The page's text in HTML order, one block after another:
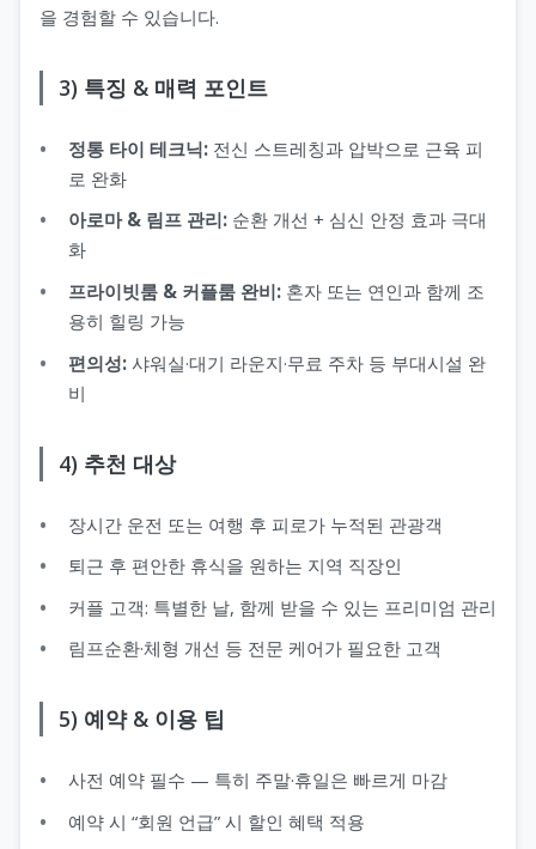
을 경험할 수 있습니다.
3) 특징 & 매력 포인트
정통 타이 테크닉: 전신 스트레칭과 압박으로 근육 피
로 완화
아로마 & 림프 관리: 순환 개선 + 심신 안정 효과 극대
화
프라이빗룸 & 커플룸 완비: 혼자 또는 연인과 함께 조
용히 힐링 가능
편의성: 샤워실·대기 라운지·무료 주차 등 부대시설 완
비
4) 추천 대상
장시간 운전 또는 여행 후 피로가 누적된 관광객
퇴근 후 편안한 휴식을 원하는 지역 직장인
커플 고객: 특별한 날, 함께 받을 수 있는 프리미엄 관리
림프순환·체형 개선 등 전문 케어가 필요한 고객
5) 예약 & 이용 팁
사전 예약 필수 — 특히 주말·휴일은 빠르게 마감
예약 시 “회원 언급” 시 할인 혜택 적용